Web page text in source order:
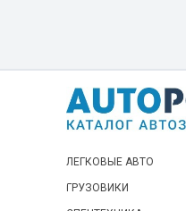
ГРУЗОВИКИ
ЛЕГКОВЫЕ АВТО